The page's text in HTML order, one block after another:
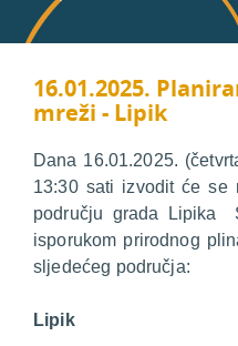
16.01.2025.
mreži - Lipik
Dana 16.01.2025.
13:30 sati izvodit će se
području grada Lipika
isporukom prirodnog
sljedećeg područja:
Lipik